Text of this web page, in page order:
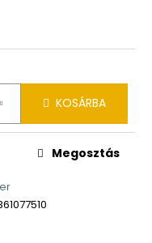
KOSÁRBA
Megosztás